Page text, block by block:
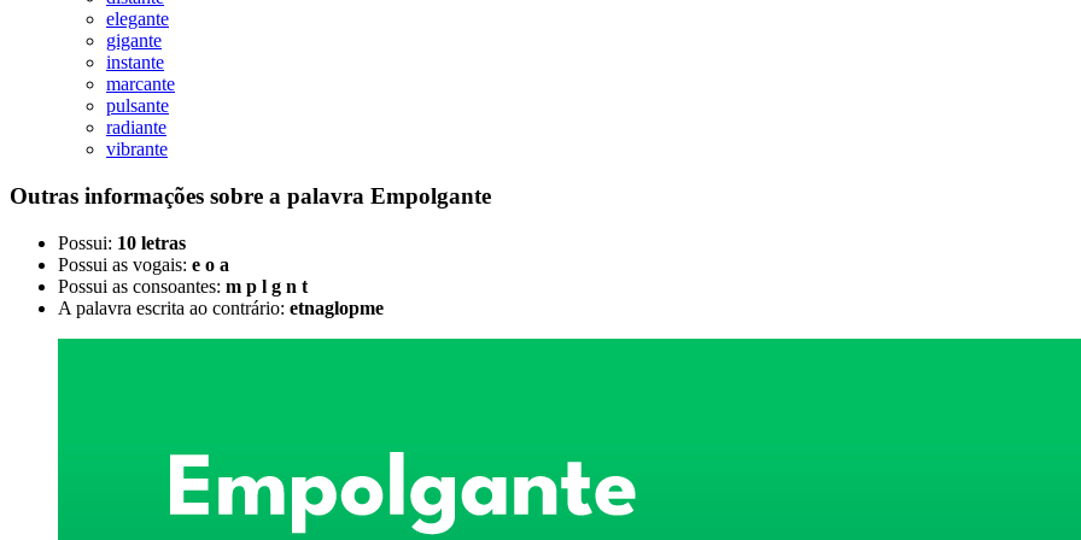
elegante
gigante
instante
marcante
pulsante
radiante
vibrante
Outras informações sobre a palavra Empolgante
Possui: 10 letras
Possui as vogais: e o a
Possui as consoantes: m p l g n t
A palavra escrita ao contrário: etnaglopme